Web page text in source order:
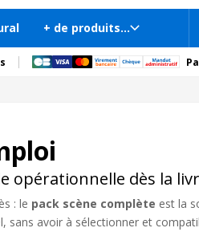
+ de produits...
opérationnelle dès la
: le pack scène complète est la
avoir à sélectionner et